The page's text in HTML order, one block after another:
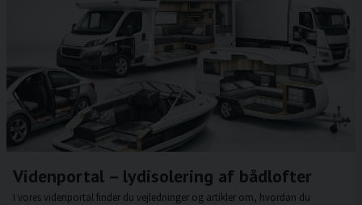
Videnportal – lydisolering af bådlofter
I vores videnportal finder du vejledninger og artikler om, hvordan du